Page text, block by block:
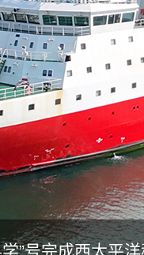
”号完成西太平